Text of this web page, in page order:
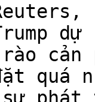
quá